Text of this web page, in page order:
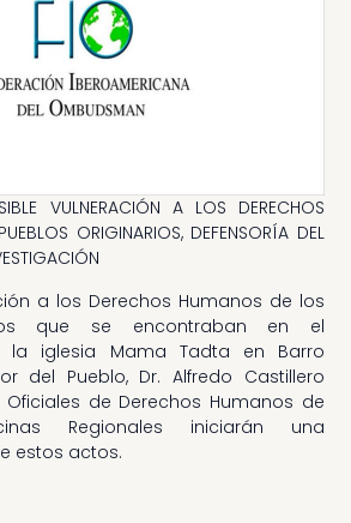
VULNERACIÓN A LOS DERECHOS
ORIGINARIOS, DEFENSORÍA DEL
a los Derechos Humanos de los
que se encontraban en el
la iglesia Mama Tadta en Barro
del Pueblo, Dr. Alfredo Castillero
de Derechos Humanos de
Regionales iniciarán una
estos actos.